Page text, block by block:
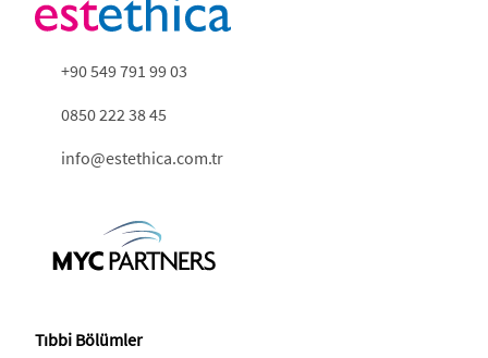
+90 549 791 99 03
0850 222 38 45
info@estethica.com.tr
Tıbbi Bölümler